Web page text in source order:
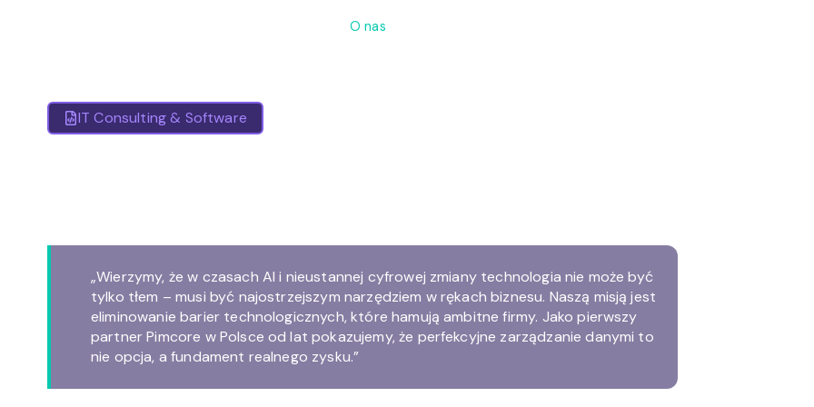
O nas
IT Consulting & Software
„Wierzymy, że w czasach AI i nieustannej cyfrowej zmiany technologia nie może być
tylko tłem – musi być najostrzejszym narzędziem w rękach biznesu. Naszą misją jest
eliminowanie barier technologicznych, które hamują ambitne firmy. Jako pierwszy
partner Pimcore w Polsce od lat pokazujemy, że perfekcyjne zarządzanie danymi to
nie opcja, a fundament realnego zysku.”